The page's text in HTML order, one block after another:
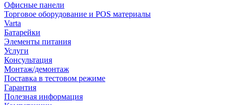
Офисные панели
Торговое оборудование и POS материалы
Varta
Батарейки
Элементы питания
Услуги
Консультация
Монтаж/демонтаж
Поставка в тестовом режиме
Гарантия
Полезная информация